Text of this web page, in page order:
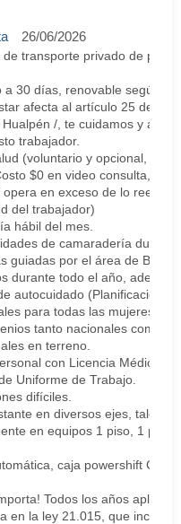
26/06/2026
transporte privado de
a 30 días, renovable según
afecta al artículo 25 del
/, te cuidamos y
trabajador.
(voluntario y opcional, de
$0 en video consulta,
en exceso de lo
del trabajador)
hábil del mes.
de camaradería
guiadas por el área de
durante todo el año,
autocuidado (Planificación
para todas las mujeres
tanto nacionales como
en terreno.
con Licencia Médica.
Uniforme de Trabajo.
difíciles.
en diversos ejes, tales
en equipos 1 piso, 1
caja powershift GO-
Todos los años
en la ley 21.015, que